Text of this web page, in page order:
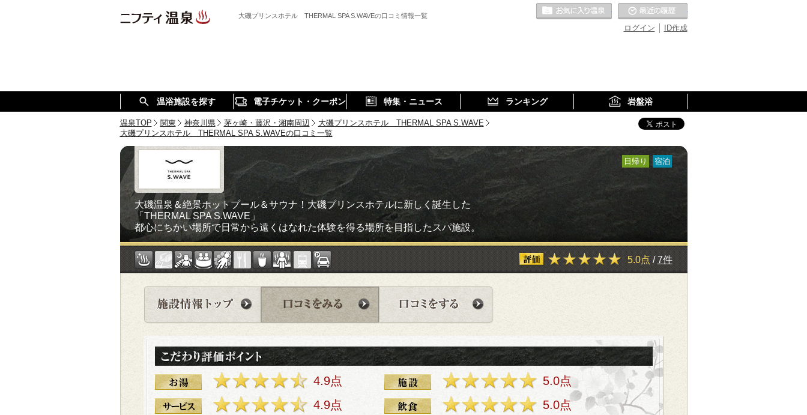
大磯プリンスホテル THERMAL SPA S.WAVEの口コミ情報一覧
ID作成
ログイン
お気に入りの温泉
温浴施設を探す 電子チケット・クーポン 特集・ニュース ランキング 岩盤浴
温泉TOP 関東 神奈川県 茅ヶ崎・藤沢・湘南周辺
大磯プリンスホテル THERMAL SPA S.WAVE
大磯プリンスホテル THERMAL SPA S.WAVEの口コミ一覧
大磯温泉＆絶景ホットプール＆サウナ！大磯プリンスホテルに新しく誕生した
「THERMAL SPA S.WAVE」
都心にちかい場所で日常から遠くはなれた体験を得る場所を目指したスパ施設。
日帰り 宿泊
5.0点 /7件
4.9点
5.0点
4.9点
5.0点